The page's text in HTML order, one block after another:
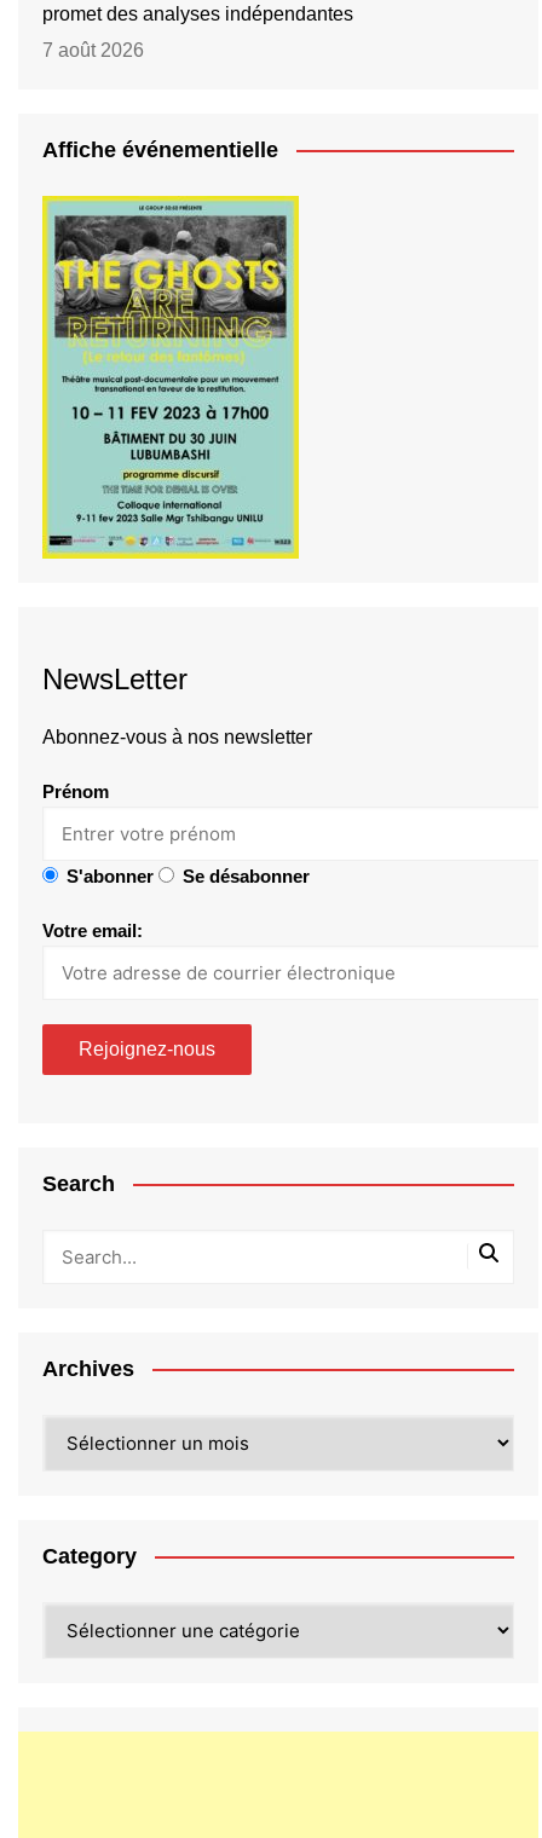
promet des analyses indépendantes
7 août 2026
Affiche événementielle
NewsLetter
Abonnez-vous à nos newsletter
Prénom
S'abonner Se désabonner
Votre email:
Search
Archives
Category